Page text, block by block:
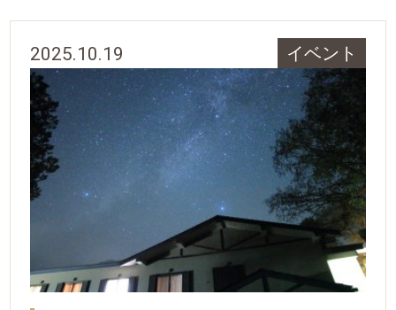
2025.10.19 イベント